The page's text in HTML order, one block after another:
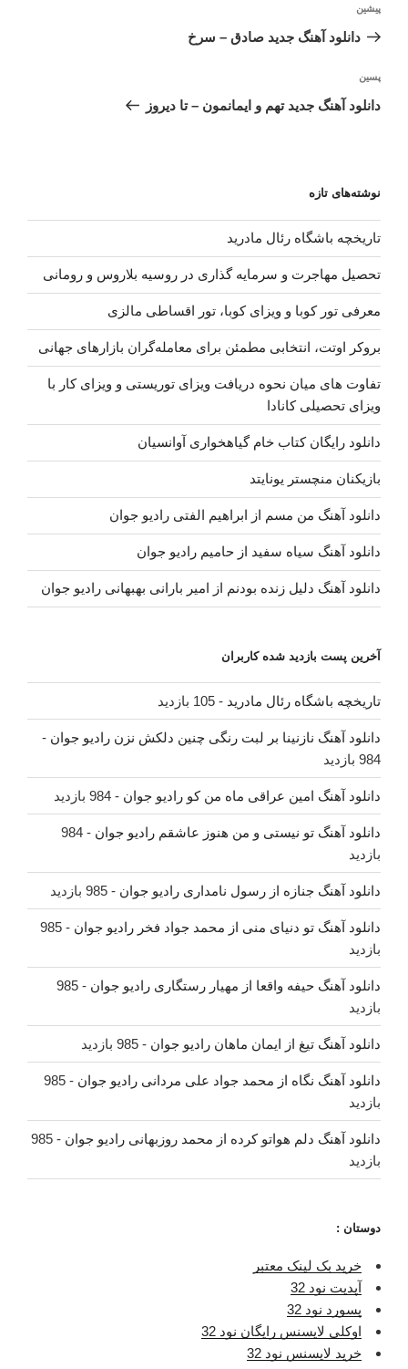
نوشته
قبلی
پیشین
دانلود آهنگ جدید صادق – سرخ
نوشته‌ٔ
بعدی
پسین
دانلود آهنگ جدید تهم و ایمانمون – تا دیروز
نوشته‌های تازه
تاریخچه باشگاه رئال مادرید
تحصیل مهاجرت و سرمایه گذاری در روسیه بلاروس و رومانی
معرفی تور کوبا و ویزای کوبا، تور اقساطی مالزی
بروکر اوتت، انتخابی مطمئن برای معامله‌گران بازارهای جهانی
تفاوت های میان نحوه دریافت ویزای توریستی و ویزای کار با
ویزای تحصیلی کانادا
دانلود رایگان کتاب خام گیاهخواری آوانسیان
بازیکنان منچستر یونایتد
دانلود آهنگ من مسم از ابراهیم الفتی رادیو جوان
دانلود آهنگ سیاه سفید از حامیم رادیو جوان
دانلود آهنگ دلیل زنده بودنم از امیر بارانی بهبهانی رادیو جوان
آخرین پست بازدید شده کاربران
تاریخچه باشگاه رئال مادرید - 105 بازدید
دانلود آهنگ نازنینا بر لبت رنگی چنین دلکش نزن رادیو جوان -
984 بازدید
دانلود آهنگ امین عراقی ماه من کو رادیو جوان - 984 بازدید
دانلود آهنگ تو نیستی و من هنوز عاشقم رادیو جوان
- 984
بازدید
دانلود آهنگ جنازه از رسول نامداری رادیو جوان - 985 بازدید
دانلود آهنگ تو دنیای منی از محمد جواد فخر رادیو جوان
- 985
بازدید
دانلود آهنگ حیفه واقعا از مهیار رستگاری رادیو جوان
- 985
بازدید
دانلود آهنگ تیغ از ایمان ماهان رادیو جوان - 985 بازدید
دانلود آهنگ نگاه از محمد جواد علی مردانی رادیو جوان
- 985
بازدید
دانلود آهنگ دلم هواتو کرده از محمد روزبهانی رادیو جوان
- 985
بازدید
دوستان :
خرید بک لینک معتبر
آپدیت نود 32
پسورد نود 32
اوکلی لایسنس رایگان نود 32
خرید لایسنس نود 32